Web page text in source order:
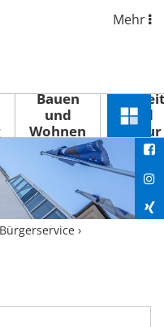
Mehr
Bauen
und
Wohnen
Freizeit
und
Kultur
Menü
Bürgerservice ›